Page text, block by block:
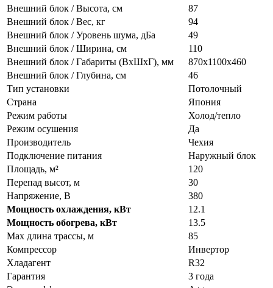
Внешний блок / Высота, см
87
Внешний блок / Вес, кг
94
Внешний блок / Уровень шума, дБа
49
Внешний блок / Ширина, см
110
Внешний блок / Габариты (ВхШхГ), мм
870х1100х460
Внешний блок / Глубина, см
46
Тип установки
Потолочный
Страна
Япония
Режим работы
Холод/тепло
Режим осушения
Да
Производитель
Чехия
Подключение питания
Наружный блок
Площадь, м²
120
Перепад высот, м
30
Напряжение, В
380
Мощность охлаждения, кВт
12.1
Мощность обогрева, кВт
13.5
Max длина трассы, м
85
Компрессор
Инвертор
Хладагент
R32
Гарантия
3 года